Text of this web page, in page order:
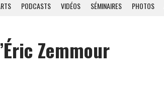
PODCASTS VIDÉOS SÉMINAIRES PHOTOS
Zemmour